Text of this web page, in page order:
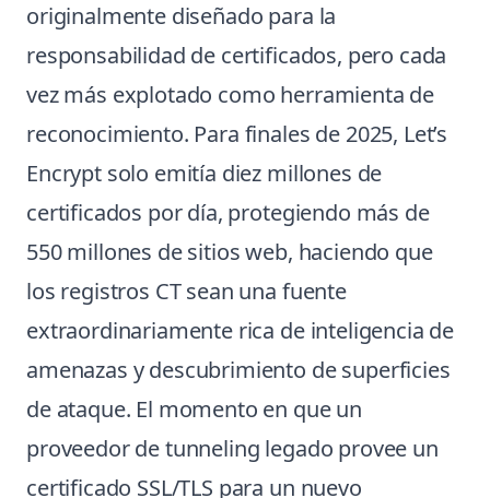
originalmente diseñado para la
responsabilidad de certificados, pero cada
vez más explotado como herramienta de
reconocimiento. Para finales de 2025, Let’s
Encrypt solo emitía diez millones de
certificados por día, protegiendo más de
550 millones de sitios web, haciendo que
los registros CT sean una fuente
extraordinariamente rica de inteligencia de
amenazas y descubrimiento de superficies
de ataque. El momento en que un
proveedor de tunneling legado provee un
certificado SSL/TLS para un nuevo